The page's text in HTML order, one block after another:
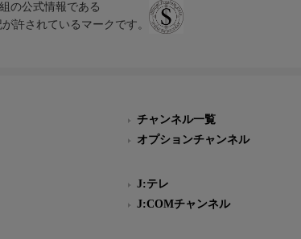
の公式情報である
許されているマークです。
チャンネル一覧
オプションチャンネル
J:テレ
J:COMチャンネル